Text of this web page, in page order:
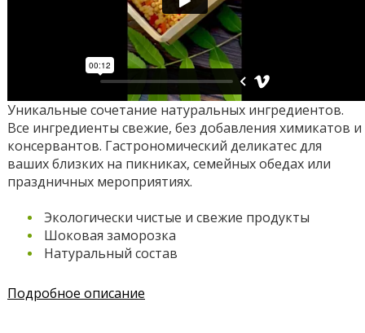
Уникальные сочетание натуральных ингредиентов.
Все ингредиенты свежие, без добавления химикатов и
консервантов. Гастрономический деликатес для
ваших близких на пикниках, семейных обедах или
праздничных мероприятиях.
Экологически чистые и свежие продукты
Шоковая заморозка
Натуральный состав
Подробное описание